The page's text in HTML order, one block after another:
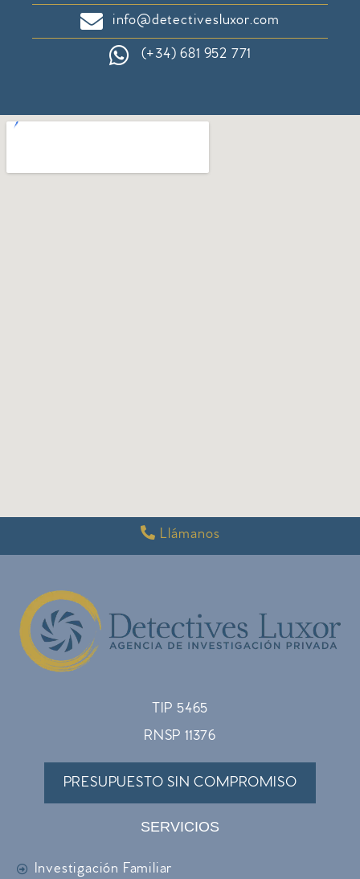
info@detectivesluxor.com
(+34) 681 952 771
Llámanos
TIP 5465
RNSP 11376
PRESUPUESTO SIN COMPROMISO
SERVICIOS
Investigación Familiar